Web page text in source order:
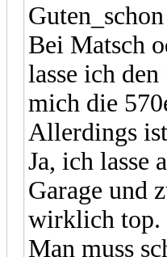
Bei Matsch
lasse ich
mich die
Allerdings
Ja, ich lasse
Garage und
wirklich top.
Man muss